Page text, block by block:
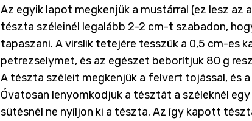
Az egyik lapot megkenjük a mustárral (ez lesz az
tészta széleinél legalább 2-2 cm-t szabadon,
tapaszani. A virslik tetejére tesszük a 0,5 cm-es
petrezselymet, és az egészet beborítjuk 80 g
A tészta széleit megkenjük a felvert tojással, és
Óvatosan lenyomkodjuk a tésztát a széleknél
sütésnél ne nyíljon ki a tészta. Az így kapott